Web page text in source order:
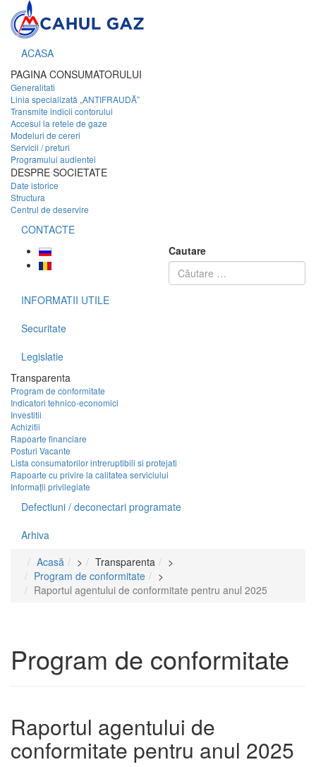
ACASA
PAGINA CONSUMATORULUI
Generalitati
Linia specializată „ANTIFRAUDĂ”
Transmite indicii contorului
Accesul la retele de gaze
Modeluri de cereri
Servicii / preturi
Programului audientei
DESPRE SOCIETATE
Date istorice
Structura
Centrul de deservire
CONTACTE
Cautare
INFORMATII UTILE
Securitate
Legislatie
Transparenta
Program de conformitate
Indicatori tehnico-economici
Investitii
Achizitii
Rapoarte financiare
Posturi Vacante
Lista consumatorilor intreruptibili si protejati
Rapoarte cu privire la calitatea serviciului
Informații privilegiate
Defectiuni / deconectari programate
Arhiva
Acasă
> Transparenta
>
Program de conformitate
>
Raportul agentului de conformitate pentru anul 2025
Program de conformitate
Raportul agentului de
conformitate pentru anul 2025